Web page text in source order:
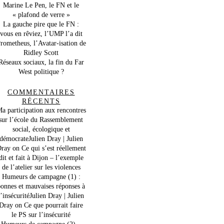
Marine Le Pen, le FN et le
« plafond de verre »
La gauche pire que le FN :
vous en rêviez, l’UMP l’a dit
l’Avatar-isation de
Ridley Scott
sociaux, la fin du Far
West politique ?
COMMENTAIRES
RÉCENTS
participation aux rencontres
l’école du Rassemblement
social, écologique et
démocrateJulien Dray | Julien
on Ce qui s’est réellement
et fait à Dijon – l’exemple
de l’atelier sur les violences
Humeurs de campagne (1) :
et mauvaises réponses à
Dray | Julien
on Ce que pourrait faire
le PS sur l’insécurité